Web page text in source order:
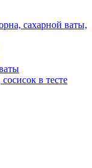
сахарной ваты,
в тесте